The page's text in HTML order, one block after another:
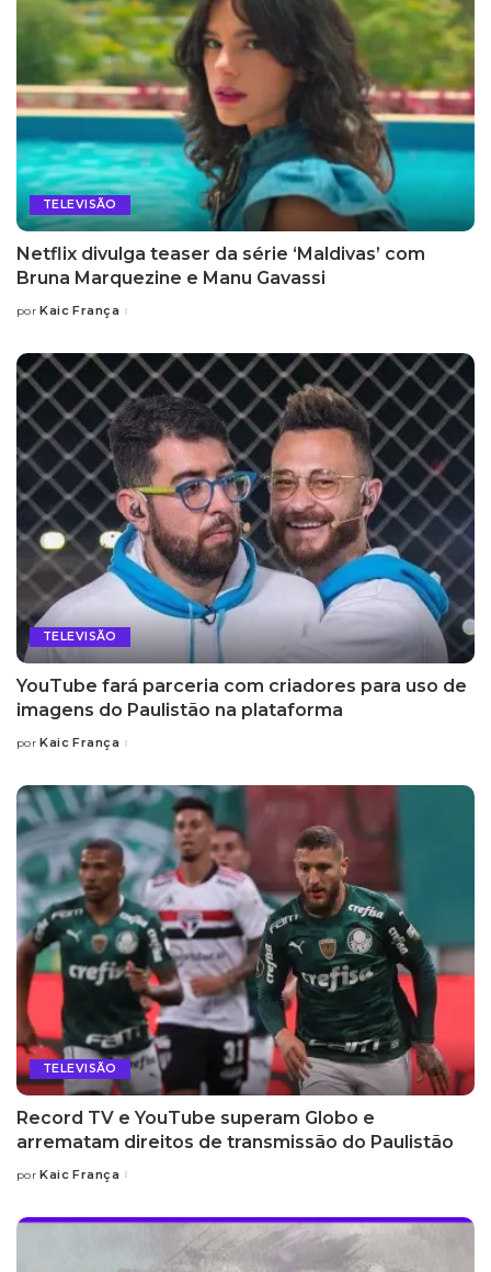
TELEVISÃO
Netflix divulga teaser da série ‘Maldivas’ com
Bruna Marquezine e Manu Gavassi
Posted
por Kaic França
TELEVISÃO
YouTube fará parceria com criadores para uso de
imagens do Paulistão na plataforma
Posted
por Kaic França
TELEVISÃO
Record TV e YouTube superam Globo e
arrematam direitos de transmissão do Paulistão
Posted
por Kaic França